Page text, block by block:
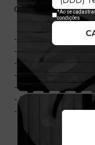
CARACTERÍSTICAS
- Modelo ajustável
- Fechamento tipo
- Copa estruturada
- Painel frontal
- Aba levemente
- Flag New Era®
- Licença oficial